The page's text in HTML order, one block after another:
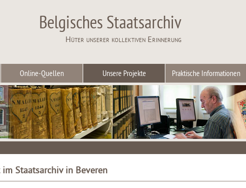
Belgisches Staatsarchiv
Hüter unserer kollektiven Erinnerung
Online-Quellen Unsere Projekte Praktische Informationen
Staatsarchiv in Beveren